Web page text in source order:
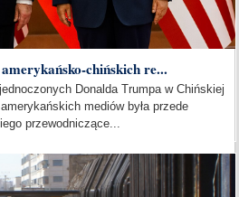
chińskich re...
Donalda Trumpa w Chińskiej
mediów była przede
przewodniczące...